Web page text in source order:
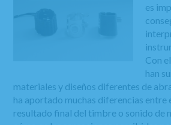
es
Con
han
materiales y diseños diferentes de
ha aportado muchas diferencias entre
resultado final del timbre o sonido de